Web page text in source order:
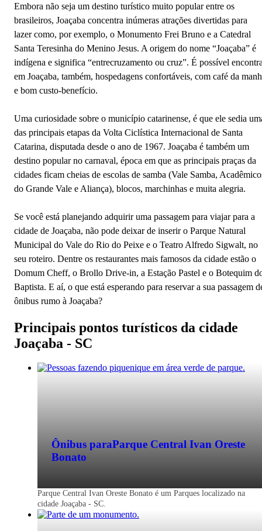
Embora não seja um destino turístico muito popular entre os
brasileiros, Joaçaba concentra inúmeras atrações divertidas para
lazer como, por exemplo, o Monumento Frei Bruno e a Catedral
Santa Teresinha do Menino Jesus. A origem do nome “Joaçaba” é
indígena e significa “entrecruzamento ou cruz”. É possível
em Joaçaba, também, hospedagens confortáveis, com café da
e bom custo-benefício.
Uma curiosidade sobre o município catarinense, é que ele sedia
das principais etapas da Volta Ciclística Internacional de Santa
Catarina, disputada desde o ano de 1967. Joaçaba é também um
destino popular no carnaval, época em que as principais praças da
cidades ficam cheias de escolas de samba (Vale Samba,
do Grande Vale e Aliança), blocos, marchinhas e muita alegria.
Se você está planejando adquirir uma passagem para viajar para a
cidade de Joaçaba, não pode deixar de inserir o Parque Natural
Municipal do Vale do Rio do Peixe e o Teatro Alfredo Sigwalt, no
seu roteiro. Dentre os restaurantes mais famosos da cidade estão o
Domum Cheff, o Brollo Drive-in, a Estação Pastel e o Botequim
Baptista. E aí, o que está esperando para reservar a sua passagem
ônibus rumo à Joaçaba?
Principais pontos turísticos da cidade
Joaçaba - SC
Ônibus paraParque Central Ivan Oreste
Bonato
Parque Central Ivan Oreste Bonato é um Parques localizado na
cidade Joaçaba - SC.